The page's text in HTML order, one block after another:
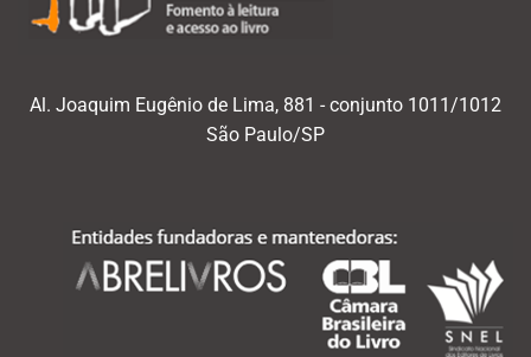
Al. Joaquim Eugênio de Lima, 881 - conjunto 1011/1012
São Paulo/SP